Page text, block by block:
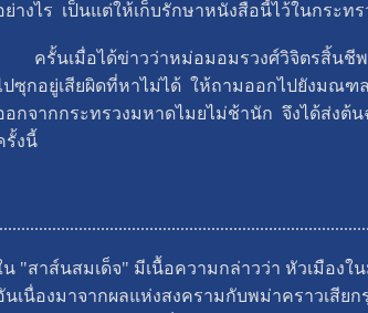
ย่างไร เป็นแต่ให้เก็บรักษาหนังสือนี้ไว้ในกระท
ครั้นเมื่อได้ข่าวว่าหม่อมอมรวงศ์วิจิตรสิ้นชีพ
ปซุกอยู่เสียผิดที่หาไม่ได้ ให้ถามออกไปยังมณฑ
อกจากกระทรวงมหาดไมยไม่ช้านัก จึงได้ส่ง
รั้งนี้
น "สาส์นสมเด็จ" มีเนื้อความกล่าวว่า หัวเมือง
นเนื่องมาจากผลแห่งสงครามกับพม่าคราวเสียก